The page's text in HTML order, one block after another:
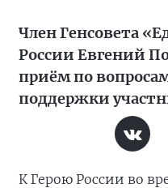
Член Генсовета
России Евгений
приём по
поддержки
К Герою России во